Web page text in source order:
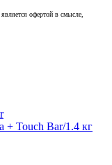
офертой в смысле,
+ Touch Bar/1.4 кг